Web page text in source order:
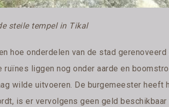
steile tempel in Tikal
hoe onderdelen van de stad
liggen nog onder aarde en
wilde uitvoeren. De burgemeester heeft
is er vervolgens geen geld beschikbaar